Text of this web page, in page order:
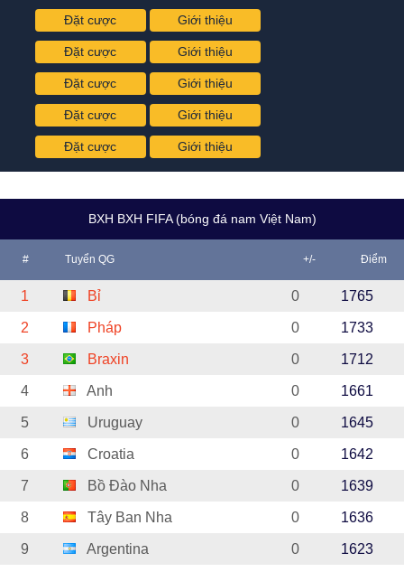
Đặt cược Giới thiệu
Đặt cược Giới thiệu
Đặt cược Giới thiệu
Đặt cược Giới thiệu
Đặt cược Giới thiệu
BXH BXH FIFA (bóng đá nam Việt Nam)
# Tuyển QG +/- Điểm
1 Bỉ 0 1765
2 Pháp 0 1733
3 Braxin 0 1712
4 Anh 0 1661
5 Uruguay 0 1645
6 Croatia 0 1642
7 Bồ Đào Nha 0 1639
8 Tây Ban Nha 0 1636
9 Argentina 0 1623